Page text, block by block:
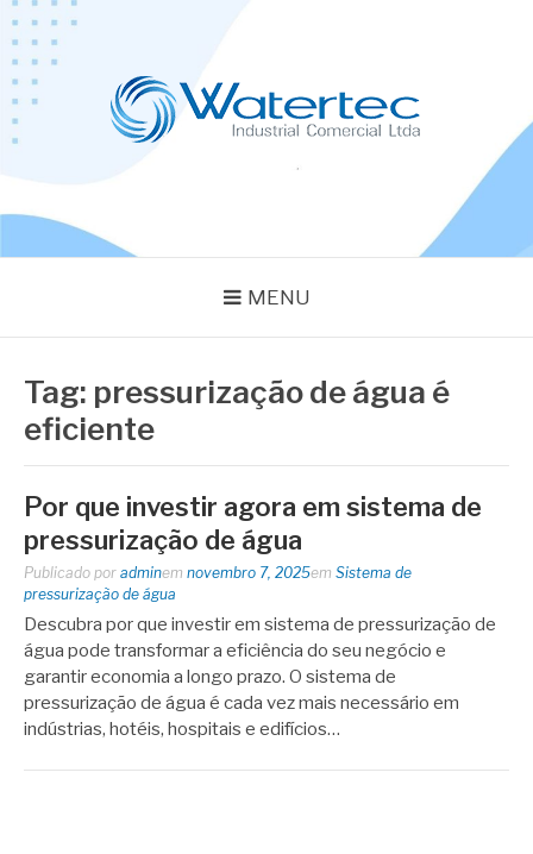
Pular
para
conteúdo
MENU
Tag: pressurização de água é
eficiente
Por que investir agora em sistema de
pressurização de água
Publicado por adminem novembro 7, 2025em Sistema de
pressurização de água
Descubra por que investir em sistema de pressurização de
água pode transformar a eficiência do seu negócio e
garantir economia a longo prazo. O sistema de
pressurização de água é cada vez mais necessário em
indústrias, hotéis, hospitais e edifícios…